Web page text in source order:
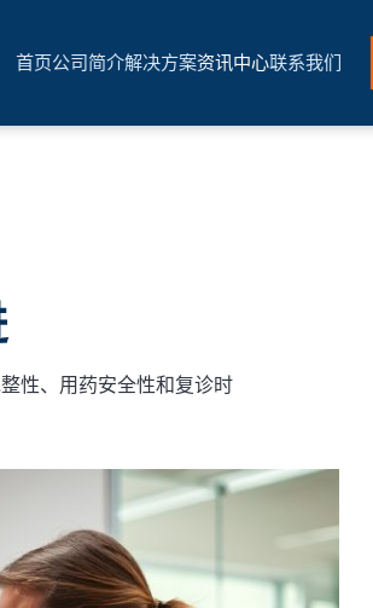
首页公司简介解决方案资讯中心联系我们
性、用药安全性和复诊时